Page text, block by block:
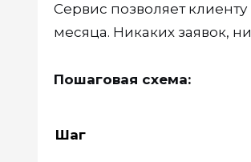
Сервис позволяет
месяца. Никаких заявок,
Пошаговая схема:
Шаг